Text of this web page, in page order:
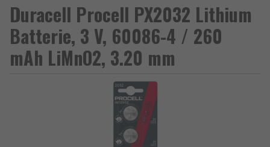
Duracell Procell PX2032 Lithium
Batterie, 3 V, 60086-4 / 260
mAh LiMnO2, 3.20 mm